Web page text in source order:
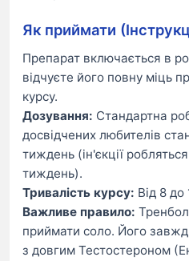
Як приймати
Препарат включається в
відчуєте його повну міць
курсу.
Дозування: Стандартна
досвідчених любителів
тиждень (ін'єкції
тиждень).
Тривалість курсу: Від 8 до
Важливе правило:
приймати соло. Його
з довгим Тестостероном